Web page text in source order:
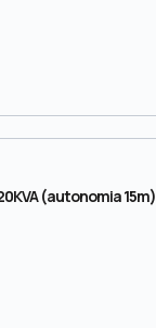
(autonomia 15m)